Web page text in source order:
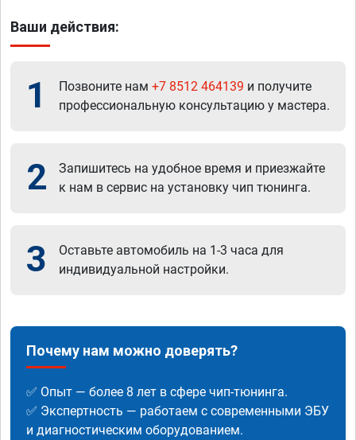
Ваши действия:
1 Позвоните нам +7 8512 464139 и получите
профессиональную консультацию у мастера.
2
Запишитесь на удобное время и приезжайте
к нам в сервис на установку чип тюнинга.
3
Оставьте автомобиль на 1-3 часа для
индивидуальной настройки.
Почему нам можно доверять?
✅ Опыт — более 8 лет в сфере чип-тюнинга.
✅ Экспертность — работаем с современными ЭБУ
и диагностическим оборудованием.